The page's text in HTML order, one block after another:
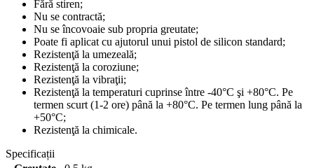
Fără stiren;
Nu se contractă;
Nu se încovoaie sub propria greutate;
Poate fi aplicat cu ajutorul unui pistol de silicon standard;
Rezistenţă la umezeală;
Rezistenţă la coroziune;
Rezistenţă la vibraţii;
Rezistenţă la temperaturi cuprinse între -40°C şi +80°C. Pe
termen scurt (1-2 ore) până la +80°C. Pe termen lung până la
+50°C;
Rezistenţă la chimicale.
Specificații